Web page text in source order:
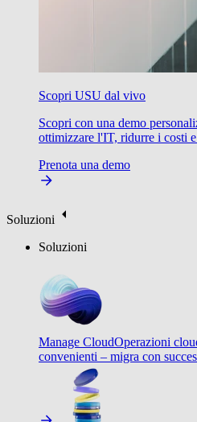
Scopri USU dal vivo
Scopri con una demo
ottimizzare l'IT, ridurre i costi
Prenota una demo
Soluzioni
Soluzioni
Manage CloudOperazioni
convenienti – migra con